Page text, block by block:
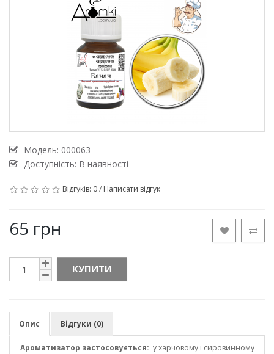
Модель: 000063
Доступність: В наявності
Відгуків: 0/ Написати відгук
65 грн
КУПИТИ
Опис Відгуки (0)
Ароматизатор застосовується: у харчовому і сировинному